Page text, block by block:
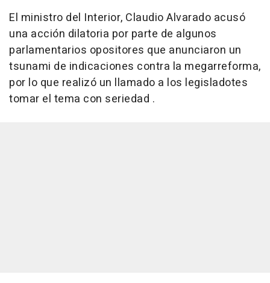
El ministro del Interior, Claudio Alvarado acusó
una acción dilatoria por parte de algunos
parlamentarios opositores que anunciaron un
tsunami de indicaciones contra la megarreforma,
por lo que realizó un llamado a los legisladotes
tomar el tema con seriedad .